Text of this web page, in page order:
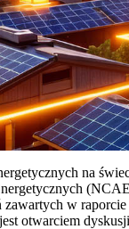
na
w
otwarciem